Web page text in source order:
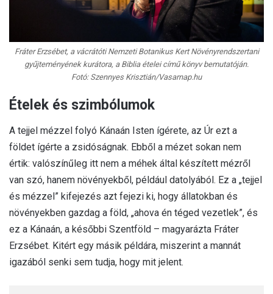
Fráter Erzsébet, a vácrátóti Nemzeti Botanikus Kert Növényrendszertani
gyűjteményének kurátora, a Biblia ételei című könyv bemutatóján.
Fotó: Szennyes Krisztián/Vasarnap.hu
Ételek és szimbólumok
A tejjel mézzel folyó Kánaán Isten ígérete, az Úr ezt a
földet ígérte a zsidóságnak. Ebből a mézet sokan nem
értik: valószínűleg itt nem a méhek által készített mézről
van szó, hanem növényekből, például datolyából. Ez a „tejjel
és mézzel” kifejezés azt fejezi ki, hogy állatokban és
növényekben gazdag a föld, „ahova én téged vezetlek”, és
ez a Kánaán, a későbbi Szentföld – magyarázta Fráter
Erzsébet. Kitért egy másik példára, miszerint a mannát
igazából senki sem tudja, hogy mit jelent.